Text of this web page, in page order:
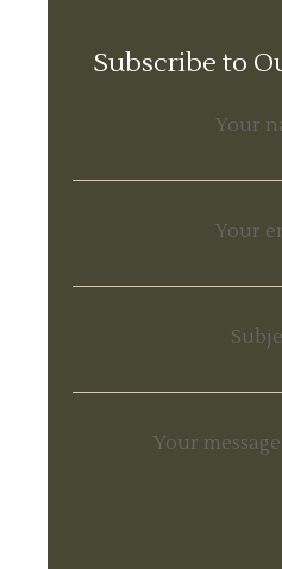
Subscribe to
Your
Your
Your